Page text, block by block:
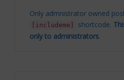
Only admnistrator owned
[includeme] shortcode.
only to administrators.